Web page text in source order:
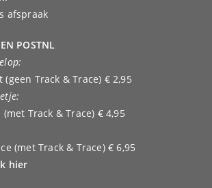
afspraak
POSTNL
(geen Track & Trace) € 2,95
Track & Trace) € 4,95
(met Track & Trace) € 6,95
hier